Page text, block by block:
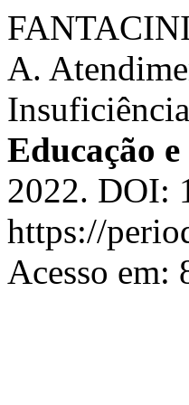
A.
Educação e
2022. DOI:
https://
Acesso em: